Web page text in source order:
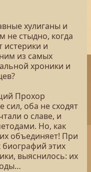
хулиганы и
не стыдно, когда
истерики и
из самых
хроники и
Прохор
оба не сходят
о славе, и
Но, как
объединяет! При
биографий этих
выяснилось: их